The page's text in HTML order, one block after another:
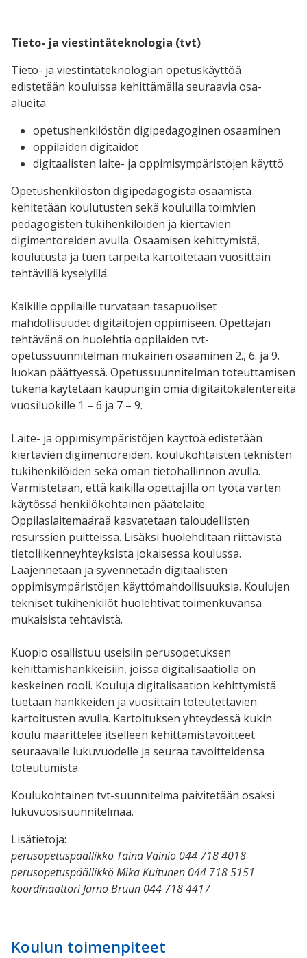
Tieto- ja viestintäteknologia (tvt)
Tieto- ja viestintäteknologian opetuskäyttöä
edistetään kouluissa kehittämällä seuraavia osa-
alueita:
opetushenkilöstön digipedagoginen osaaminen
oppilaiden digitaidot
digitaalisten laite- ja oppimisympäristöjen käyttö
Opetushenkilöstön digipedagogista osaamista
kehitetään koulutusten sekä kouluilla toimivien
pedagogisten tukihenkilöiden ja kiertävien
digimentoreiden avulla. Osaamisen kehittymistä,
koulutusta ja tuen tarpeita kartoitetaan vuosittain
tehtävillä kyselyillä.
Kaikille oppilaille turvataan tasapuoliset
mahdollisuudet digitaitojen oppimiseen. Opettajan
tehtävänä on huolehtia oppilaiden tvt-
opetussuunnitelman mukainen osaaminen 2., 6. ja 9.
luokan päättyessä. Opetussuunnitelman toteuttamisen
tukena käytetään kaupungin omia digitaitokalentereita
vuosiluokille 1 – 6 ja 7 – 9.
Laite- ja oppimisympäristöjen käyttöä edistetään
kiertävien digimentoreiden, koulukohtaisten teknisten
tukihenkilöiden sekä oman tietohallinnon avulla.
Varmistetaan, että kaikilla opettajilla on työtä varten
käytössä henkilökohtainen päätelaite.
Oppilaslaitemäärää kasvatetaan taloudellisten
resurssien puitteissa. Lisäksi huolehditaan riittävistä
tietoliikenneyhteyksistä jokaisessa koulussa.
Laajennetaan ja syvennetään digitaalisten
oppimisympäristöjen käyttömahdollisuuksia. Koulujen
tekniset tukihenkilöt huolehtivat toimenkuvansa
mukaisista tehtävistä.
Kuopio osallistuu useisiin perusopetuksen
kehittämishankkeisiin, joissa digitalisaatiolla on
keskeinen rooli. Kouluja digitalisaation kehittymistä
tuetaan hankkeiden ja vuosittain toteutettavien
kartoitusten avulla. Kartoituksen yhteydessä kukin
koulu määrittelee itselleen kehittämistavoitteet
seuraavalle lukuvuodelle ja seuraa tavoitteidensa
toteutumista.
Koulukohtainen tvt-suunnitelma päivitetään osaksi
lukuvuosisuunnitelmaa.
Lisätietoja:
perusopetuspäällikkö Taina Vainio 044 718 4018
perusopetuspäällikkö Mika Kuitunen 044 718 5151
koordinaattori Jarno Bruun 044 718 4417
Koulun toimenpiteet